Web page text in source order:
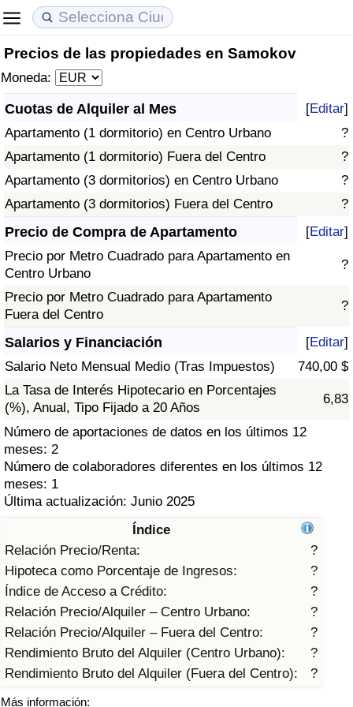
Precios de las propiedades en Samokov
Moneda:
Cuotas de Alquiler al Mes [Editar]
Apartamento (1 dormitorio) en Centro Urbano
?
Apartamento (1 dormitorio) Fuera del Centro
?
Apartamento (3 dormitorios) en Centro Urbano
?
Apartamento (3 dormitorios) Fuera del Centro
?
Precio de Compra de Apartamento [Editar]
Precio por Metro Cuadrado para Apartamento en
Centro Urbano
?
Precio por Metro Cuadrado para Apartamento
Fuera del Centro
?
Salarios y Financiación [Editar]
Salario Neto Mensual Medio (Tras Impuestos)
740,00 $
La Tasa de Interés Hipotecario en Porcentajes
(%), Anual, Tipo Fijado a 20 Años
6,83
Número de aportaciones de datos en los últimos 12
meses: 2
Número de colaboradores diferentes en los últimos 12
meses: 1
Última actualización: Junio 2025
Índice
Relación Precio/Renta:
?
Hipoteca como Porcentaje de Ingresos:
?
Índice de Acceso a Crédito:
?
Relación Precio/Alquiler – Centro Urbano:
?
Relación Precio/Alquiler – Fuera del Centro:
?
Rendimiento Bruto del Alquiler (Centro Urbano):
?
Rendimiento Bruto del Alquiler (Fuera del Centro):
?
Más información:
Coste de vida
Índice de Costo de Vida (Actual)
Índice de Costo de Vida
Índice de costo de vida por país
Precios de las propiedades
Índice de Precios de Inmuebles (Actual)
Índice de Precios de Inmuebles
Índice de Precios de Inmuebles por País
Calidad de Vida
Índice de Calidad de Vida
Índice de Calidad de Vida (Actual)
Índice de calidad de vida por país
Calificación del Índice de Criminalidad
(Actual)
Índice de Criminalidad
Índice de criminalidad por país
Sanidad
Índice de Sanidad (Actual)
Índice de Sanidad
Índice de Sanidad por País
Índice de contaminación
Índice de Contaminación por País